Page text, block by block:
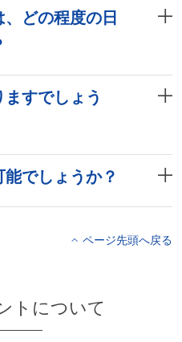
どの程度の日
すでしょう
でしょうか？
ページ先頭へ戻る
トについて